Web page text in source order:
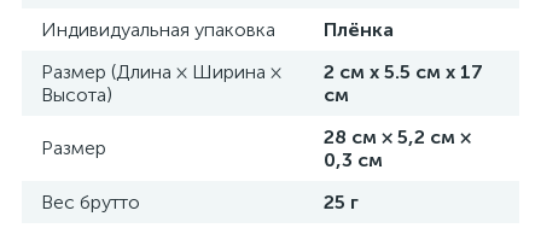
Индивидуальная упаковка
Плёнка
Размер (Длина × Ширина ×
Высота)
2 см х 5.5 см х 17
см
Размер
28 см × 5,2 см ×
0,3 см
Вес брутто
25 г